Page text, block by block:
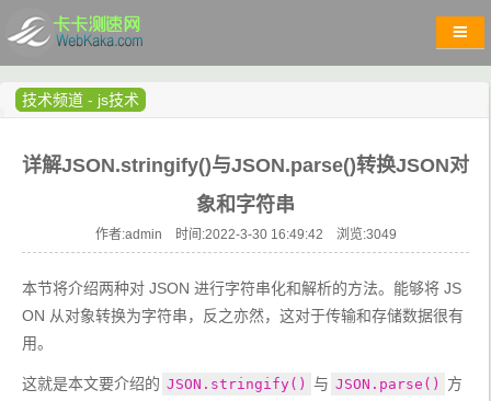
技术频道 - js技术
详解JSON.stringify()与JSON.parse()转换JSON对
象和字符串
作者:admin 时间:2022-3-30 16:49:42 浏览:3049
本节将介绍两种对 JSON 进行字符串化和解析的方法。能够将 JS
ON 从对象转换为字符串，反之亦然，这对于传输和存储数据很有
用。
这就是本文要介绍的 JSON.stringify() 与 JSON.parse()
方